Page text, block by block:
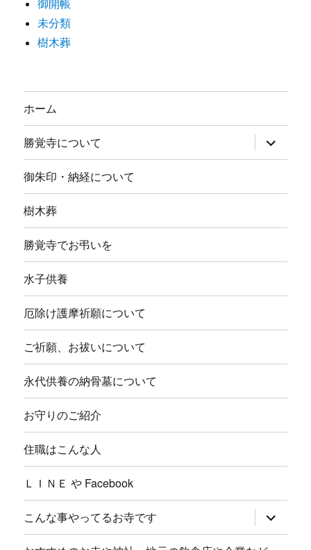
御開帳
未分類
樹木葬
ホーム
勝覚寺について サ
ブ
メ
ー
開
御朱印・納経について
樹木葬
勝覚寺でお弔いを
水子供養
厄除け護摩祈願について
ご祈願、お祓いについて
永代供養の納骨墓について
お守りのご紹介
住職はこんな人
ＬＩＮＥ や Facebook
こんな事やってるお寺です サ
ブ
メ